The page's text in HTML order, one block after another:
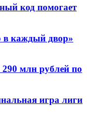
код помогает
каждый двор»
млн рублей по
игра лиги